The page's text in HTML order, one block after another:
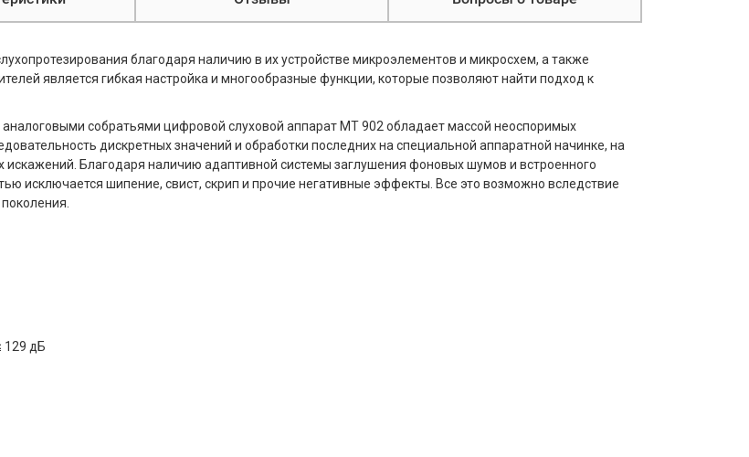
благодаря наличию в их устройстве микроэлементов и микросхем, а также
является гибкая настройка и многообразные функции, которые позволяют найти подход к
собратьями цифровой слуховой аппарат МТ 902 обладает массой неоспоримых
дискретных значений и обработки последних на специальной аппаратной начинке, на
искажений. Благодаря наличию адаптивной системы заглушения фоновых шумов и встроенного
исключается шипение, свист, скрип и прочие негативные эффекты. Все это возможно вследствие
129 дБ